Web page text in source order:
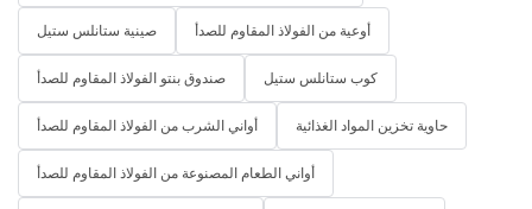
صينية ستانلس ستيل أوعية من الفولاذ المقاوم للصدأ
صندوق بنتو الفولاذ المقاوم للصدأ كوب ستانلس ستيل
أواني الشرب من الفولاذ المقاوم للصدأ حاوية تخزين المواد الغذائية
أواني الطعام المصنوعة من الفولاذ المقاوم للصدأ